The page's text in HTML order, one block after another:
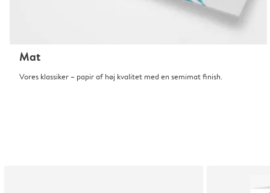
Mat
Vores klassiker – papir af høj kvalitet med en semimat finish.